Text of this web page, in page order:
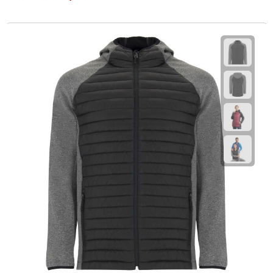
Fietspompen
Fietsverlichting
Fiets reparatiesets
Zadelhoezen
Drinkwaren
Drinkbekers
Bidons